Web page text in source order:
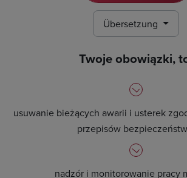
Übersetzung
Twoje obowiązki,
usuwanie bieżących awarii i usterek
przepisów
nadzór i monitorowanie pracy